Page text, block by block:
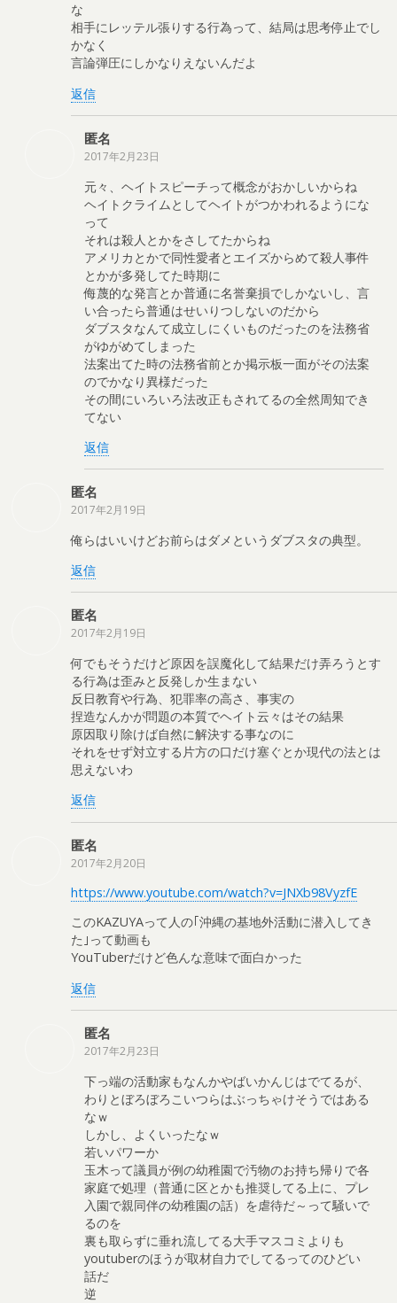
な
相手にレッテル張りする行為って、結局は思考停止でし
かなく
言論弾圧にしかなりえないんだよ
返信
匿名
2017年2月23日
元々、ヘイトスピーチって概念がおかしいからね
ヘイトクライムとしてヘイトがつかわれるようにな
って
それは殺人とかをさしてたからね
アメリカとかで同性愛者とエイズからめて殺人事件
とかが多発してた時期に
侮蔑的な発言とか普通に名誉棄損でしかないし、言
い合ったら普通はせいりつしないのだから
ダブスタなんて成立しにくいものだったのを法務省
がゆがめてしまった
法案出てた時の法務省前とか掲示板一面がその法案
のでかなり異様だった
その間にいろいろ法改正もされてるの全然周知でき
てない
返信
匿名
2017年2月19日
俺らはいいけどお前らはダメというダブスタの典型。
返信
匿名
2017年2月19日
何でもそうだけど原因を誤魔化して結果だけ弄ろうとす
る行為は歪みと反発しか生まない
反日教育や行為、犯罪率の高さ、事実の
捏造なんかが問題の本質でヘイト云々はその結果
原因取り除けば自然に解決する事なのに
それをせず対立する片方の口だけ塞ぐとか現代の法とは
思えないわ
返信
匿名
2017年2月20日
https://www.youtube.com/watch?v=JNXb98VyzfE
このKAZUYAって人の｢沖縄の基地外活動に潜入してき
た｣って動画も
YouTuberだけど色んな意味で面白かった
返信
匿名
2017年2月23日
下っ端の活動家もなんかやばいかんじはでてるが、
わりとぼろぼろこいつらはぶっちゃけそうではある
なｗ
しかし、よくいったなｗ
若いパワーか
玉木って議員が例の幼稚園で汚物のお持ち帰りで各
家庭で処理（普通に区とかも推奨してる上に、プレ
入園で親同伴の幼稚園の話）を虐待だ～って騒いで
るのを
裏も取らずに垂れ流してる大手マスコミよりも
youtuberのほうが取材自力でしてるってのひどい
話だ
逆